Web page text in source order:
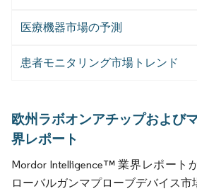
医療機器市場の予測
患者モニタリング市場トレンド
欧州ラボオンアチップおよび
界レポート
Mordor Intelligence™ 業界レポート
ローバルガンマプローブデバイス